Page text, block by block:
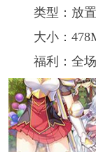
类型：放
大小：
福利：全